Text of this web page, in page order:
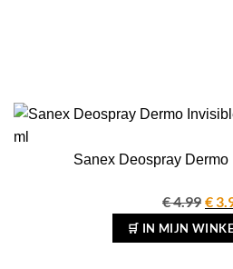
Sanex Deospray Dermo
€4.99
prijs
was:
€
🛒 IN MIJN